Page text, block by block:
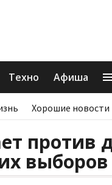
Техно Афиша
Хорошие новости
против
выборов